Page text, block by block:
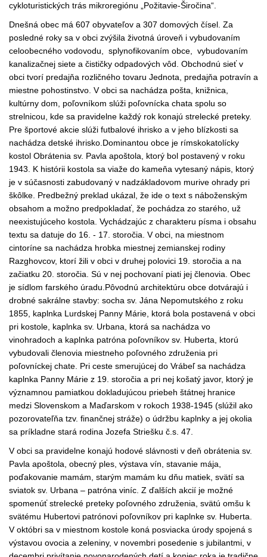
cykloturistických trás mikroregiónu „Požitavie-Širočina“.
Dnešná obec má 607 obyvateľov a 307 domových čísel. Za
posledné roky sa v obci zvýšila životná úroveň i vybudovaním
celoobecného vodovodu, splynofikovaním obce, vybudovaním
kanalizačnej siete a čističky odpadových vôd. Obchodnú sieť v
obci tvorí predajňa rozličného tovaru Jednota, predajňa potravín a
miestne pohostinstvo. V obci sa nachádza pošta, knižnica,
kultúrny dom, poľovníkom slúži poľovnícka chata spolu so
strelnicou, kde sa pravidelne každý rok konajú strelecké preteky.
Pre športové akcie slúži futbalové ihrisko a v jeho blízkosti sa
nachádza detské ihrisko.Dominantou obce je rímskokatolícky
kostol Obrátenia sv. Pavla apoštola, ktorý bol postavený v roku
1943. K histórii kostola sa viaže do kameňa vytesaný nápis, ktorý
je v súčasnosti zabudovaný v nadzákladovom murive ohrady pri
škôlke. Predbežný preklad ukázal, že ide o text s náboženským
obsahom a možno predpokladať, že pochádza zo starého, už
neexistujúceho kostola. Vychádzajúc z charakteru písma i obsahu
textu sa datuje do 16. - 17. storočia. V obci, na miestnom
cintoríne sa nachádza hrobka miestnej zemianskej rodiny
Razghovcov, ktorí žili v obci v druhej polovici 19. storočia a na
začiatku 20. storočia. Sú v nej pochovaní piati jej členovia. Obec
je sídlom farského úradu.Pôvodnú architektúru obce dotvárajú i
drobné sakrálne stavby: socha sv. Jána Nepomutského z roku
1855, kaplnka Lurdskej Panny Márie, ktorá bola postavená v obci
pri kostole, kaplnka sv. Urbana, ktorá sa nachádza vo
vinohradoch a kaplnka patróna poľovníkov sv. Huberta, ktorú
vybudovali členovia miestneho poľovného združenia pri
poľovníckej chate. Pri ceste smerujúcej do Vrábeľ sa nachádza
kaplnka Panny Márie z 19. storočia a pri nej košatý javor, ktorý je
významnou pamiatkou dokladujúcou priebeh štátnej hranice
medzi Slovenskom a Maďarskom v rokoch 1938-1945 (slúžil ako
pozorovateľňa tzv. finančnej stráže) o údržbu kaplnky a jej okolia
sa príkladne stará rodina Jozefa Striešku č.s. 47.
V obci sa pravidelne konajú hodové slávnosti v deň obrátenia sv.
Pavla apoštola, obecný ples, výstava vín, stavanie mája,
poďakovanie mamám, starým mamám ku dňu matiek, svätí sa
sviatok sv. Urbana – patróna viníc. Z ďalších akcií je možné
spomenúť strelecké preteky poľovného združenia, svätú omšu k
svätému Hubertovi patrónovi poľovníkov pri kaplnke sv. Huberta.
V októbri sa v miestnom kostole koná posviacka úrody spojená s
výstavou ovocia a zeleniny, v novembri posedenie s jubilantmi, v